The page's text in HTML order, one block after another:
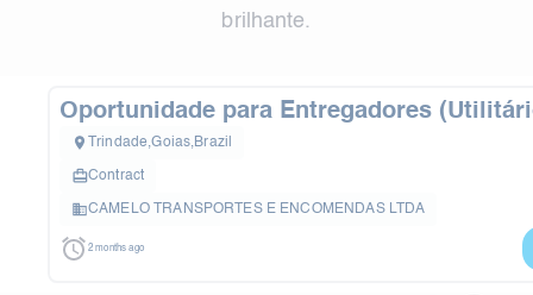
brilhante.
Oportunidade para Entregadores
TRINDADE e Regiões próximas
Trindade,Goias,Brazil
Contract
CAMELO TRANSPORTES E ENCOMENDAS LTDA
2 months ago